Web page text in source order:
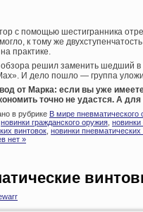
с помощью шестигранника
к тому же
практике.
обзора решил заменить шедший
И дело пошло — группа
от Марка: если вы уже
точно не удастся. А
в рубрике В мире пневматического
новинки гражданского оружия
винтовок новинки пневматических
нет »